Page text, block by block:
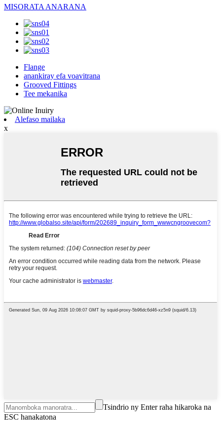
MISORATA ANARANA
Flange
anankiray efa voavitrana
Grooved Fittings
Tee mekanika
Alefaso mailaka
x
Tsindrio ny Enter raha hikaroka na
ESC hanakatona